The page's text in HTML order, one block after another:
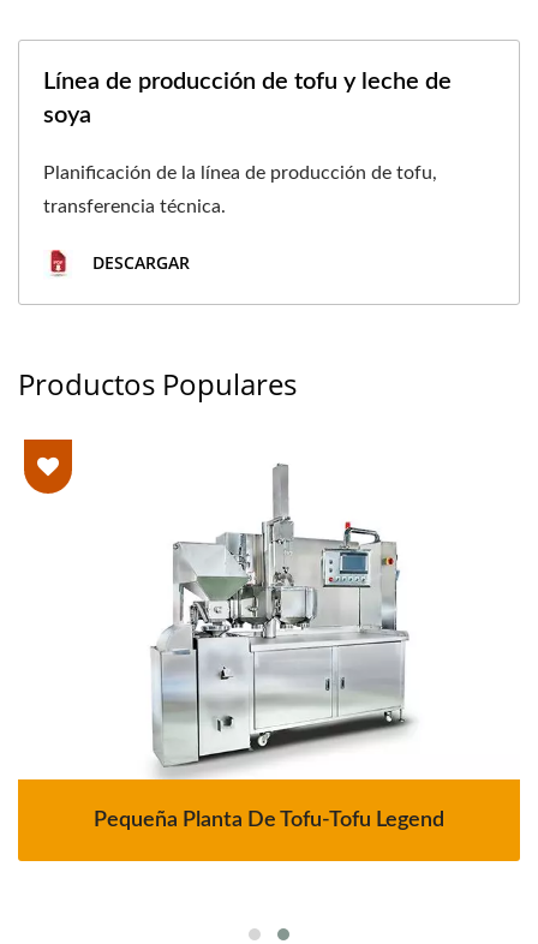
Línea de producción de tofu y leche de
soya
Planificación de la línea de producción de tofu,
transferencia técnica.
DESCARGAR
Productos Populares
Pequeña Planta De Tofu-Tofu Legend